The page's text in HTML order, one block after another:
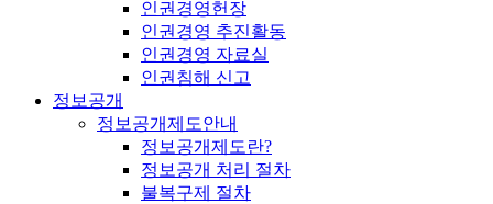
인권경영헌장
인권경영 추진활동
인권경영 자료실
인권침해 신고
정보공개
정보공개제도안내
정보공개제도란?
정보공개 처리 절차
불복구제 절차